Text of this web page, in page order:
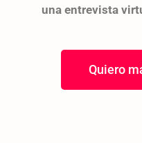
una entrevista
Quiero